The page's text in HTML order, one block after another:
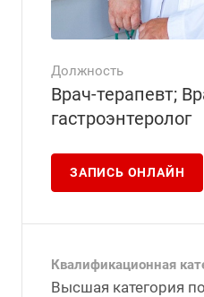
Должность
Врач-терапевт;
гастроэнтеролог
ЗАПИСЬ ОНЛАЙН
Квалификационная
Высшая категория